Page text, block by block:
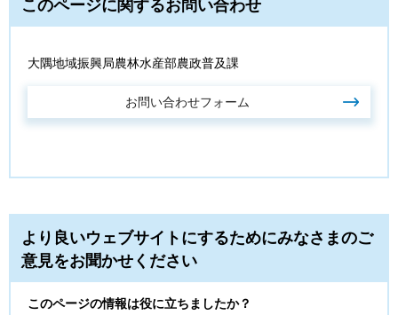
このページに関するお問い合わせ
大隅地域振興局農林水産部農政普及課
より良いウェブサイトにするためにみなさまのご
意見をお聞かせください
このページの情報は役に立ちましたか？